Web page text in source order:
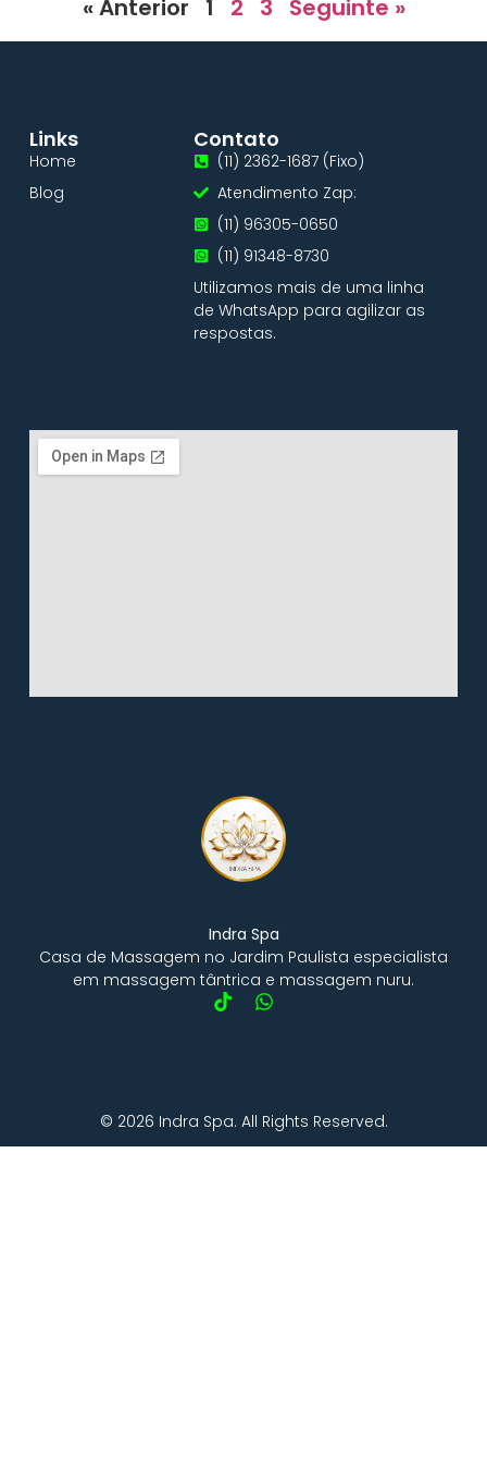
« Anterior
1 2 3 Seguinte »
Indra Spa
Casa de Massagem no Jardim Paulista especialista
em massagem tântrica e massagem nuru.
Links
Home
Blog
Contato
(11) 2362-1687 (Fixo)
Atendimento Zap:
(11) 96305-0650
(11) 91348-8730
Utilizamos mais de uma linha
de WhatsApp para agilizar as
respostas.
© 2026 Indra Spa. All Rights Reserved.